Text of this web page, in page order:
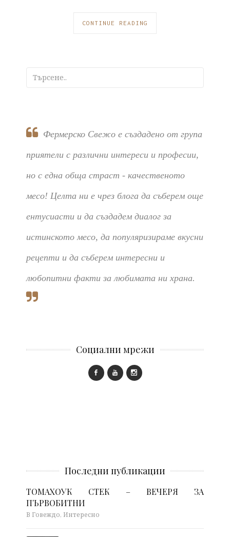
CONTINUE READING
Фермерско Свежо е създадено от група
приятели с различни интереси и професии,
но с една обща страст - качественото
месо! Целта ни е чрез блога да съберем още
ентусиасти и да създадем диалог за
истинското месо, да популяризираме вкусни
рецепти и да съберем интересни и
любопитни факти за любимата ни храна.
Социални мрежи
Последни публикации
ТОМАХОУК СТЕК – ВЕЧЕРЯ ЗА
ПЪРВОБИТНИ
В Говеждо, Интересно